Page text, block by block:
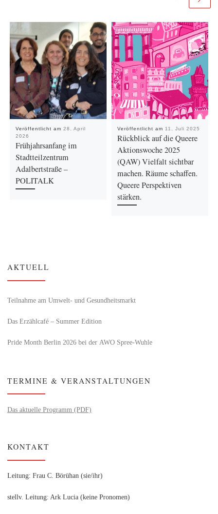
Veröffentlicht am 28. April
2026
Frühjahrsanfang im
Stadtteilzentrum
Adalbertstraße –
POLITALK
Veröffentlicht am 11. Juli 2025
Rückblick auf die Queere
Aktionswoche 2025
(QAW) Vielfalt sichtbar
machen. Räume schaffen.
Queere Perspektiven
stärken.
AKTUELL
Teilnahme am Umwelt- und Gesundheitsmarkt
Das Erzählcafé – Summer Edition
Pride Month Berlin 2026 bei der AWO Spree-Wuhle
TERMINE & VERANSTALTUNGEN
Das aktuelle Programm (PDF)
KONTAKT
Leitung: Frau C. Börühan (sie/ihr)
stellv. Leitung: Ark Lucia (keine Pronomen)